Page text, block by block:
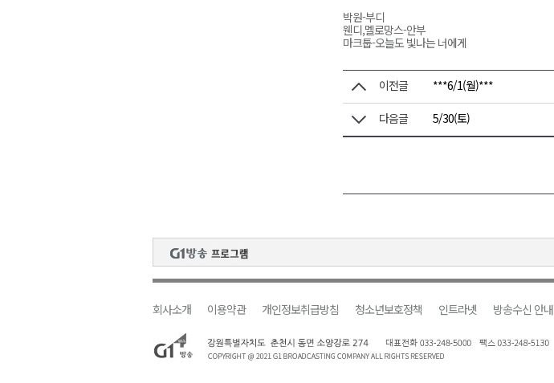
박원-부디
웬디,멜로망스-안부
마크툽-오늘도 빛나는 너에게
이전글 ***6/1(월)***
다음글 5/30(토)
회사소개 이용약관 개인정보취급방침 청소년보호정책 인트라넷 방송수신 안내